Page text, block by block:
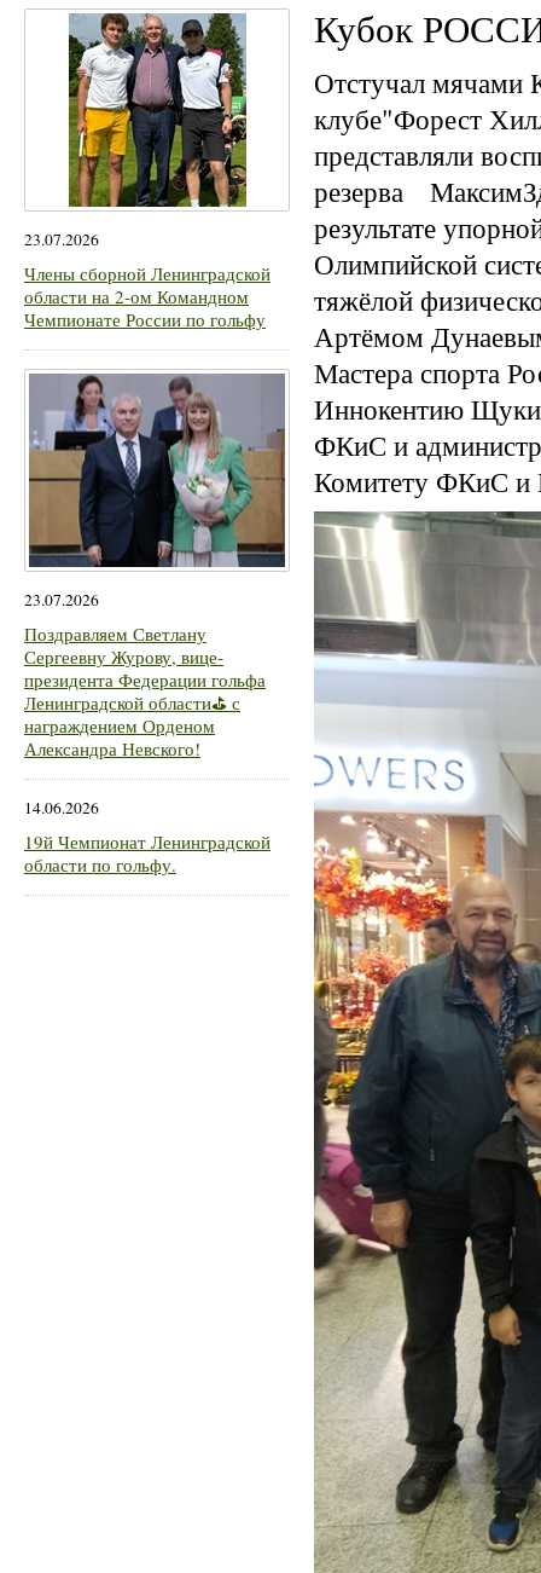
23.07.2026
Члены сборной Ленинградской
области на 2-ом Командном
Чемпионате России по гольфу
23.07.2026
Поздравляем Светлану
Сергеевну Журову, вице-
президента Федерации гольфа
Ленинградской области⛳ с
награждением Орденом
Александра Невского!
14.06.2026
19й Чемпионат Ленинградской
области по гольфу.
Кубок
Отстучал мячами
клубе"Форест
представляли
резерва
результате
Олимпийской
тяжёлой
Артёмом
Мастера спорта
Иннокентию
ФКиС и
Комитету ФКиС и